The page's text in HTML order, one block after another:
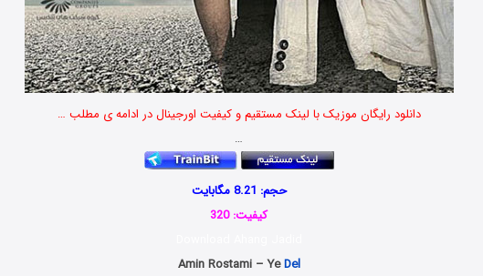
دانلود رایگان موزیک با لینک مستقیم و کیفیت اورجینال در ادامه ی مطلب …
…
حجم: 8.21 مگابایت
کیفیت: 320
Amin Rostami – YeDel